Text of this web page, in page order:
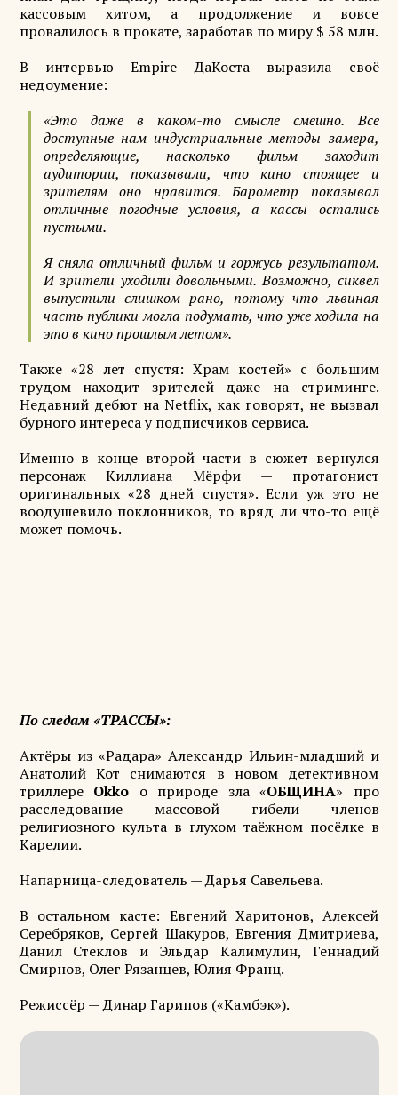
кассовым хитом, а продолжение и вовсе
провалилось в прокате, заработав по миру $ 58 млн.
В интервью Empire ДаКоста выразила своё
недоумение:
«Это даже в каком-то смысле смешно. Все
доступные нам индустриальные методы замера,
определяющие, насколько фильм заходит
аудитории, показывали, что кино стоящее и
зрителям оно нравится. Барометр показывал
отличные погодные условия, а кассы остались
пустыми.
Я сняла отличный фильм и горжусь результатом.
И зрители уходили довольными. Возможно, сиквел
выпустили слишком рано, потому что львиная
часть публики могла подумать, что уже ходила на
это в кино прошлым летом».
Также «28 лет спустя: Храм костей» с большим
трудом находит зрителей даже на стриминге.
Недавний дебют на Netflix, как говорят, не вызвал
бурного интереса у подписчиков сервиса.
Именно в конце второй части в сюжет вернулся
персонаж Киллиана Мёрфи — протагонист
оригинальных «28 дней спустя». Если уж это не
воодушевило поклонников, то вряд ли что-то ещё
может помочь.
По следам «ТРАССЫ»:
Актёры из «Радара» Александр Ильин-младший и
Анатолий Кот снимаются в новом детективном
триллере Okko о природе зла «ОБЩИНА» про
расследование массовой гибели членов
религиозного культа в глухом таёжном посёлке в
Карелии.
Напарница-следователь — Дарья Савельева.
В остальном касте: Евгений Харитонов, Алексей
Серебряков, Сергей Шакуров, Евгения Дмитриева,
Данил Стеклов и Эльдар Калимулин, Геннадий
Смирнов, Олег Рязанцев, Юлия Франц.
Режиссёр — Динар Гарипов («Камбэк»).